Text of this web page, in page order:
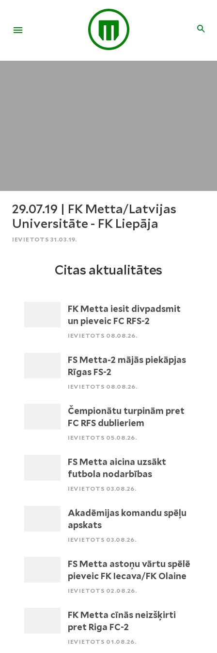
29.07.19 | FK Metta/Latvijas
Universitāte - FK Liepāja
IEVIETOTS 31.03.19.
Citas aktualitātes
FK Metta iesit divpadsmit
un pieveic FC RFS-2
IEVIETOTS 08.08.26.
FS Metta-2 mājās piekāpjas
Rīgas FS-2
IEVIETOTS 08.08.26.
Čempionātu turpinām pret
FC RFS dublieriem
IEVIETOTS 05.08.26.
FS Metta aicina uzsākt
futbola nodarbības
IEVIETOTS 03.08.26.
Akadēmijas komandu spēļu
apskats
IEVIETOTS 03.08.26.
FS Metta astoņu vārtu spēlē
pieveic FK Iecava/FK Olaine
IEVIETOTS 02.08.26.
FK Metta cīnās neizšķirti
pret Riga FC-2
IEVIETOTS 01.08.26.